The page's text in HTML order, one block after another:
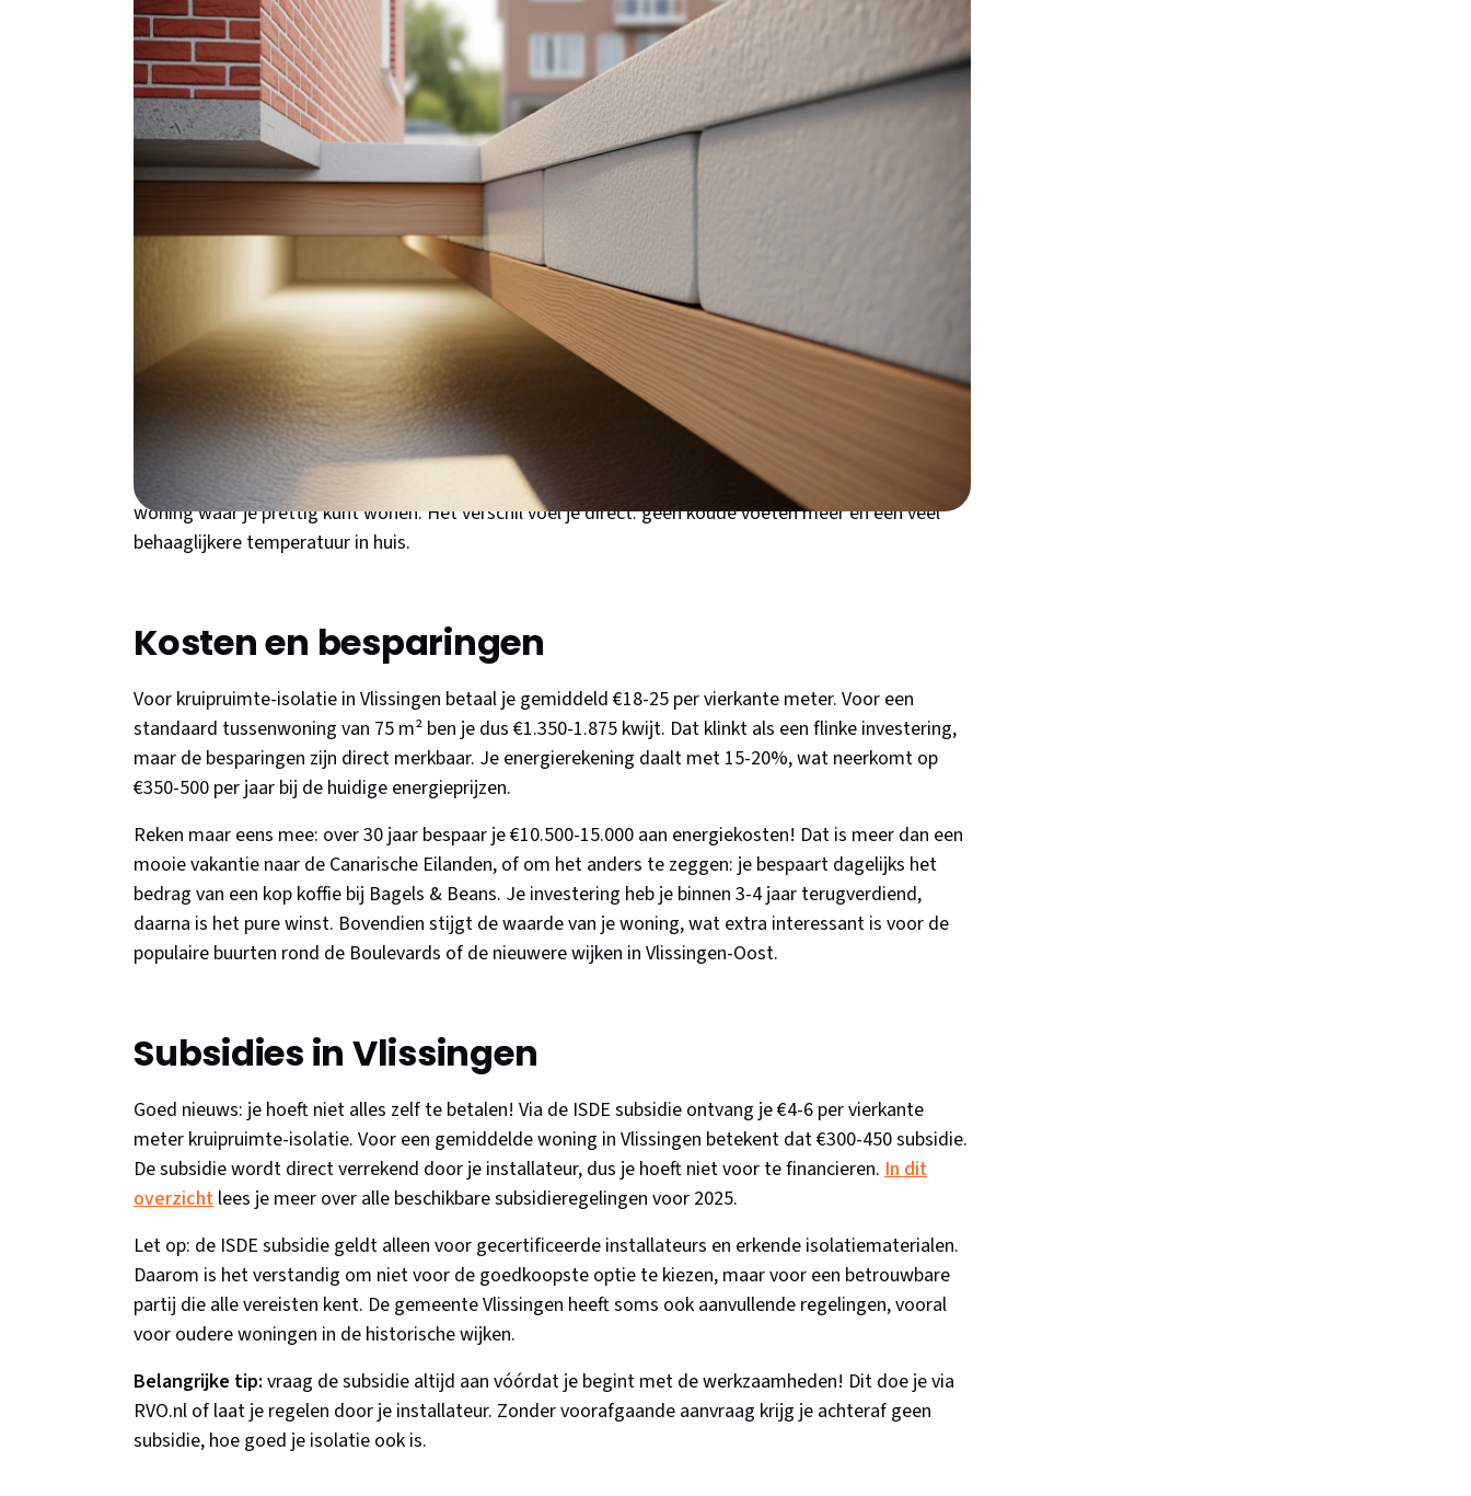
Kruipruimte-isolatie in Vlissingen zorgt voor directe energiebesparing van €300-500 per jaar en
verhoogt je wooncomfort aanzienlijk. Met de huidige energieprijzen verdien je je investering van
€1.200-1.800 binnen 4 jaar terug, terwijl je meteen profiteert van warmere vloeren en minder
tocht in huis.
Waarom kiezen voor kruipruimte-isolatie in
Vlissingen?
Woon je in een jaren '30 woning in de Scheldebuurt of heb je een rijtjeshuis in Bossenburgh? Dan ken je
het probleem vast wel: koude vloeren in de winter en hoge energierekeningen. Door de ligging aan de
Westerschelde en het gure zeewind heeft Vlissingen te maken met een vochtig klimaat dat veel
woningen via de kruipruimte binnendringt. Veel oudere woningen in wijken zoals Oost-Souburg en de
Binnenstad hebben helemaal geen vloerisolatie, waardoor je letterlijk je geld door de vloer laat
verdwijnen. Met kruipruimte-isolatie pak je dit probleem direct aan en creëer je een comfortabele
woning waar je prettig kunt wonen. Het verschil voel je direct: geen koude voeten meer en een veel
behaaglijkere temperatuur in huis.
Kosten en besparingen
Voor kruipruimte-isolatie in Vlissingen betaal je gemiddeld €18-25 per vierkante meter. Voor een
standaard tussenwoning van 75 m² ben je dus €1.350-1.875 kwijt. Dat klinkt als een flinke investering,
maar de besparingen zijn direct merkbaar. Je energierekening daalt met 15-20%, wat neerkomt op
€350-500 per jaar bij de huidige energieprijzen.
Reken maar eens mee: over 30 jaar bespaar je €10.500-15.000 aan energiekosten! Dat is meer dan een
mooie vakantie naar de Canarische Eilanden, of om het anders te zeggen: je bespaart dagelijks het
bedrag van een kop koffie bij Bagels & Beans. Je investering heb je binnen 3-4 jaar terugverdiend,
daarna is het pure winst. Bovendien stijgt de waarde van je woning, wat extra interessant is voor de
populaire buurten rond de Boulevards of de nieuwere wijken in Vlissingen-Oost.
Subsidies in Vlissingen
Goed nieuws: je hoeft niet alles zelf te betalen! Via de ISDE subsidie ontvang je €4-6 per vierkante
meter kruipruimte-isolatie. Voor een gemiddelde woning in Vlissingen betekent dat €300-450 subsidie.
De subsidie wordt direct verrekend door je installateur, dus je hoeft niet voor te financieren. In dit
overzicht lees je meer over alle beschikbare subsidieregelingen voor 2025.
Let op: de ISDE subsidie geldt alleen voor gecertificeerde installateurs en erkende isolatiematerialen.
Daarom is het verstandig om niet voor de goedkoopste optie te kiezen, maar voor een betrouwbare
partij die alle vereisten kent. De gemeente Vlissingen heeft soms ook aanvullende regelingen, vooral
voor oudere woningen in de historische wijken.
Belangrijke tip: vraag de subsidie altijd aan vóórdat je begint met de werkzaamheden! Dit doe je via
RVO.nl of laat je regelen door je installateur. Zonder voorafgaande aanvraag krijg je achteraf geen
subsidie, hoe goed je isolatie ook is.